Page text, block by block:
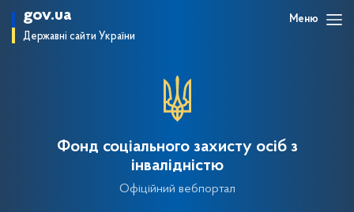
gov.ua
Державні сайти України
Меню
Фонд соціального захисту осіб з
інвалідністю
Офіційний вебпортал